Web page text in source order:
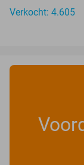
Verkocht: 4.605